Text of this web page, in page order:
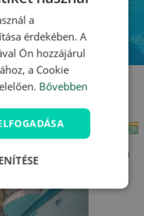
Villa Park ***
a
érdekében. A
Ön hozzájárul
a Cookie
Bővebben